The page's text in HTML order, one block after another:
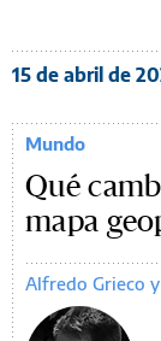
15 de abril de
Mundo
Qué
mapa
Alfredo Grieco